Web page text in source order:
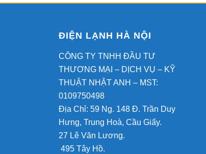
ĐIỆN LẠNH HÀ NỘI
CÔNG TY TNHH ĐẦU TƯ
THƯƠNG MẠI – DỊCH VỤ – KỸ
THUẬT NHẬT ANH – MST:
0109750498
Địa Chỉ: 59 Ng. 148 Đ. Trần Duy
Hưng, Trung Hoà, Cầu Giấy.
27 Lê Văn Lương.
495 Tây Hồ.